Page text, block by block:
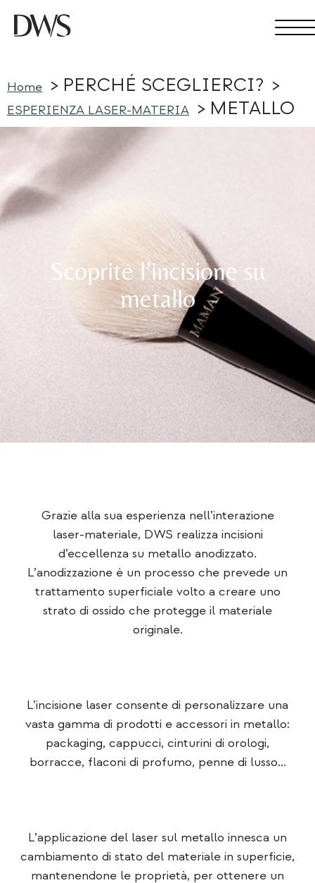
Home PERCHÉ SCEGLIERCI?
ESPERIENZA LASER‑MATERIA METALLO
Scoprite l’incisione su
metallo
Grazie alla sua esperienza nell’interazione
laser‑materiale, DWS realizza incisioni
d’eccellenza su metallo anodizzato.
L’anodizzazione è un processo che prevede un
trattamento superficiale volto a creare uno
strato di ossido che protegge il materiale
originale.
L’incisione laser consente di personalizzare una
vasta gamma di prodotti e accessori in metallo:
packaging, cappucci, cinturini di orologi,
borracce, flaconi di profumo, penne di lusso…
L’applicazione del laser sul metallo innesca un
cambiamento di stato del materiale in superficie,
mantenendone le proprietà, per ottenere un